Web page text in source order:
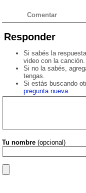
Comentar
Responder
Si sabés la
video con la canción.
Si no la sabés,
tengas.
Si estás buscando
pregunta nueva.
Tu nombre (opcional)